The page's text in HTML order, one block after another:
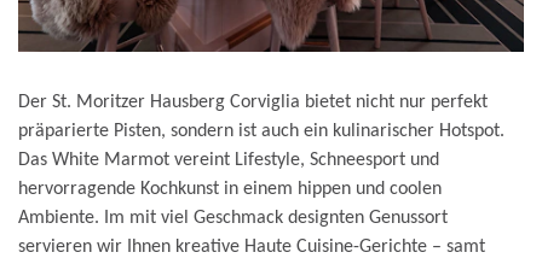
Der St. Moritzer Hausberg Corviglia bietet nicht nur perfekt
präparierte Pisten, sondern ist auch ein kulinarischer Hotspot.
Das White Marmot vereint Lifestyle, Schneesport und
hervorragende Kochkunst in einem hippen und coolen
Ambiente. Im mit viel Geschmack designten Genussort
servieren wir Ihnen kreative Haute Cuisine-Gerichte – samt